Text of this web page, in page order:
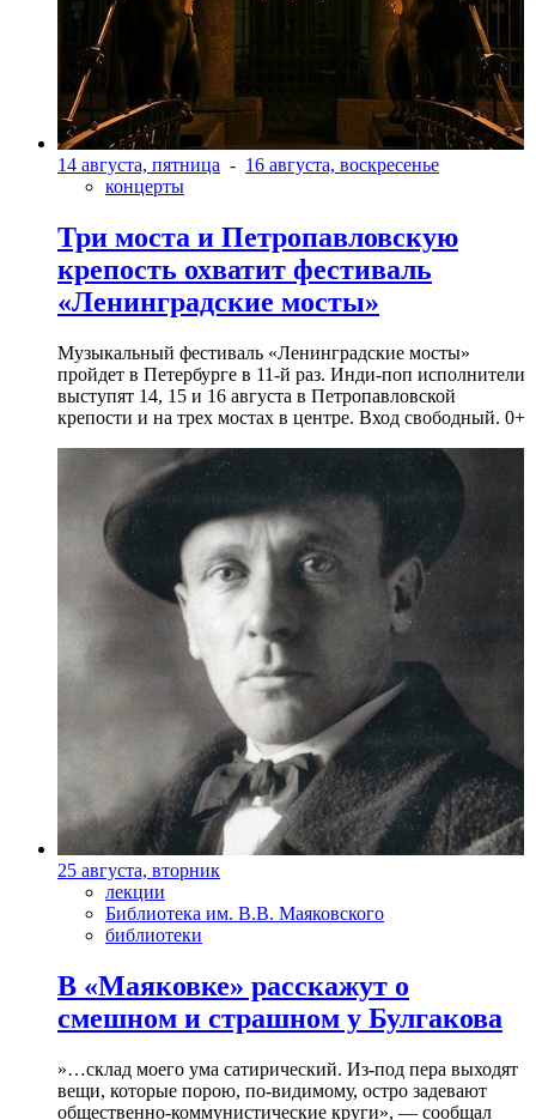
14 августа, пятница - 16 августа, воскресенье
концерты
Три моста и Петропавловскую
крепость охватит фестиваль
«Ленинградские мосты»
Музыкальный фестиваль «Ленинградские мосты»
пройдет в Петербурге в 11-й раз. Инди-поп исполнители
выступят 14, 15 и 16 августа в Петропавловской
крепости и на трех мостах в центре. Вход свободный. 0+
25 августа, вторник
лекции
Библиотека им. В.В. Маяковского
библиотеки
В «Маяковке» расскажут о
смешном и страшном у Булгакова
»…склад моего ума сатирический. Из-под пера выходят
вещи, которые порою, по-видимому, остро задевают
общественно-коммунистические круги», — сообщал